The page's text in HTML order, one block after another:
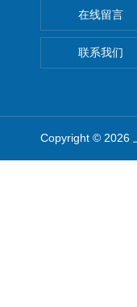
在线留言
联系我们
Copyright © 2026